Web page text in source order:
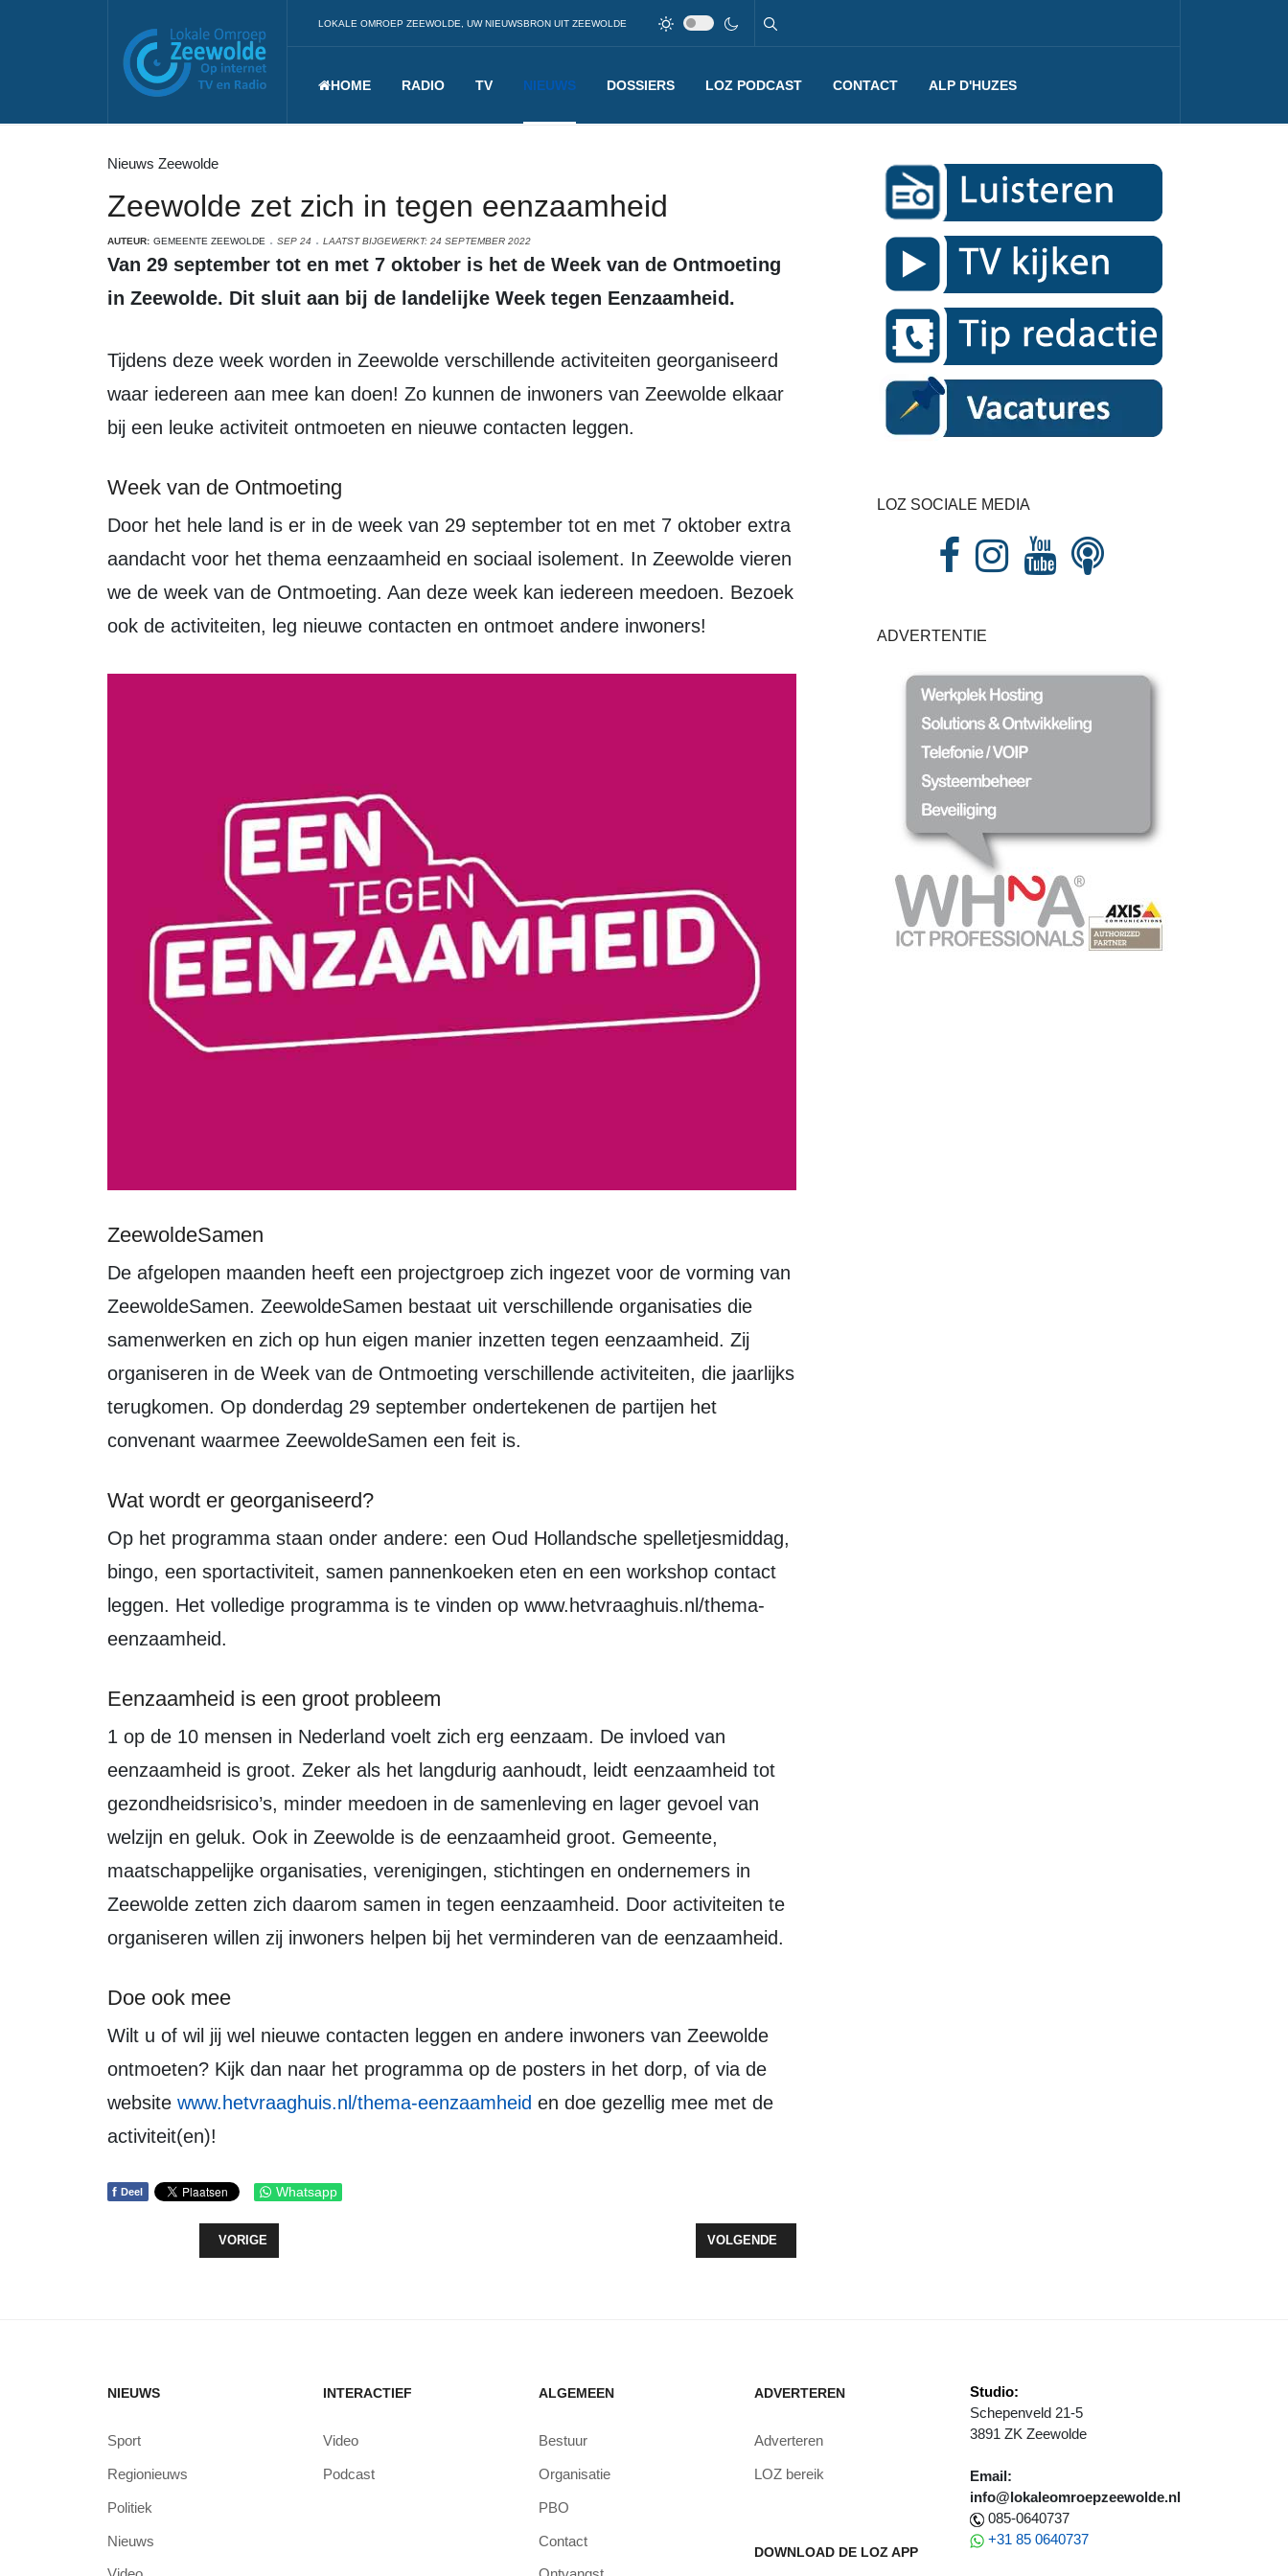
LOKALE OMROEP ZEEWOLDE, UW NIEUWSBRON UIT ZEEWOLDE
HOME RADIO TV NIEUWS DOSSIERS LOZ PODCAST CONTACT ALP D'HUZES
Nieuws Zeewolde
Zeewolde zet zich in tegen eenzaamheid
AUTEUR: GEMEENTE ZEEWOLDE SEP 24 LAATST BIJGEWERKT: 24 SEPTEMBER 2022
Van 29 september tot en met 7 oktober is het de Week van de Ontmoeting
in Zeewolde. Dit sluit aan bij de landelijke Week tegen Eenzaamheid.
Tijdens deze week worden in Zeewolde verschillende activiteiten georganiseerd
waar iedereen aan mee kan doen! Zo kunnen de inwoners van Zeewolde elkaar
bij een leuke activiteit ontmoeten en nieuwe contacten leggen.
Week van de Ontmoeting
Door het hele land is er in de week van 29 september tot en met 7 oktober extra
aandacht voor het thema eenzaamheid en sociaal isolement. In Zeewolde vieren
we de week van de Ontmoeting. Aan deze week kan iedereen meedoen. Bezoek
ook de activiteiten, leg nieuwe contacten en ontmoet andere inwoners!
ZeewoldeSamen
De afgelopen maanden heeft een projectgroep zich ingezet voor de vorming van
ZeewoldeSamen. ZeewoldeSamen bestaat uit verschillende organisaties die
samenwerken en zich op hun eigen manier inzetten tegen eenzaamheid. Zij
organiseren in de Week van de Ontmoeting verschillende activiteiten, die jaarlijks
terugkomen. Op donderdag 29 september ondertekenen de partijen het
convenant waarmee ZeewoldeSamen een feit is.
Wat wordt er georganiseerd?
Op het programma staan onder andere: een Oud Hollandsche spelletjesmiddag,
bingo, een sportactiviteit, samen pannenkoeken eten en een workshop contact
leggen. Het volledige programma is te vinden op www.hetvraaghuis.nl/thema-
eenzaamheid.
Eenzaamheid is een groot probleem
1 op de 10 mensen in Nederland voelt zich erg eenzaam. De invloed van
eenzaamheid is groot. Zeker als het langdurig aanhoudt, leidt eenzaamheid tot
gezondheidsrisico’s, minder meedoen in de samenleving en lager gevoel van
welzijn en geluk. Ook in Zeewolde is de eenzaamheid groot. Gemeente,
maatschappelijke organisaties, verenigingen, stichtingen en ondernemers in
Zeewolde zetten zich daarom samen in tegen eenzaamheid. Door activiteiten te
organiseren willen zij inwoners helpen bij het verminderen van de eenzaamheid.
Doe ook mee
Wilt u of wil jij wel nieuwe contacten leggen en andere inwoners van Zeewolde
ontmoeten? Kijk dan naar het programma op de posters in het dorp, of via de
website www.hetvraaghuis.nl/thema-eenzaamheid en doe gezellig mee met de
activiteit(en)!
f Deel Whatsapp
VORIG ARTIKEL: HONDERDEN KINDEREN MAKEN GEBRUIK VAN LUNCHKIDZ
VORIGE VOLGENDE ARTIKEL: SAMEN OP PAD OP WERELD ALZHEIMERDAG
VOLGENDE
LOZ SOCIALE MEDIA
ADVERTENTIE
NIEUWS
Sport
Regionieuws
Politiek
Nieuws
INTERACTIEF
Video
Podcast
ALGEMEEN
Bestuur
Organisatie
PBO
Contact
ADVERTEREN
Adverteren
LOZ bereik
DOWNLOAD DE LOZ APP
Studio:
Schepenveld 21-5
3891 ZK Zeewolde
Email:
info@lokaleomroepzeewolde.nl
085-0640737
+31 85 0640737